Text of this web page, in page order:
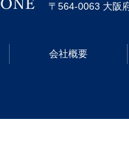
〒564-0063 大阪
会社概要